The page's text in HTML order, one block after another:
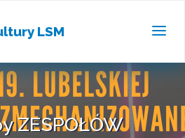
LSM
ZESPOŁÓW